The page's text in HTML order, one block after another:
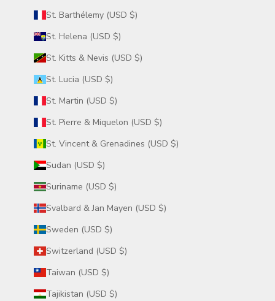
St. Barthélemy (USD $)
St. Helena (USD $)
St. Kitts & Nevis (USD $)
St. Lucia (USD $)
St. Martin (USD $)
St. Pierre & Miquelon (USD $)
St. Vincent & Grenadines (USD $)
Sudan (USD $)
Suriname (USD $)
Svalbard & Jan Mayen (USD $)
Sweden (USD $)
Switzerland (USD $)
Taiwan (USD $)
Tajikistan (USD $)